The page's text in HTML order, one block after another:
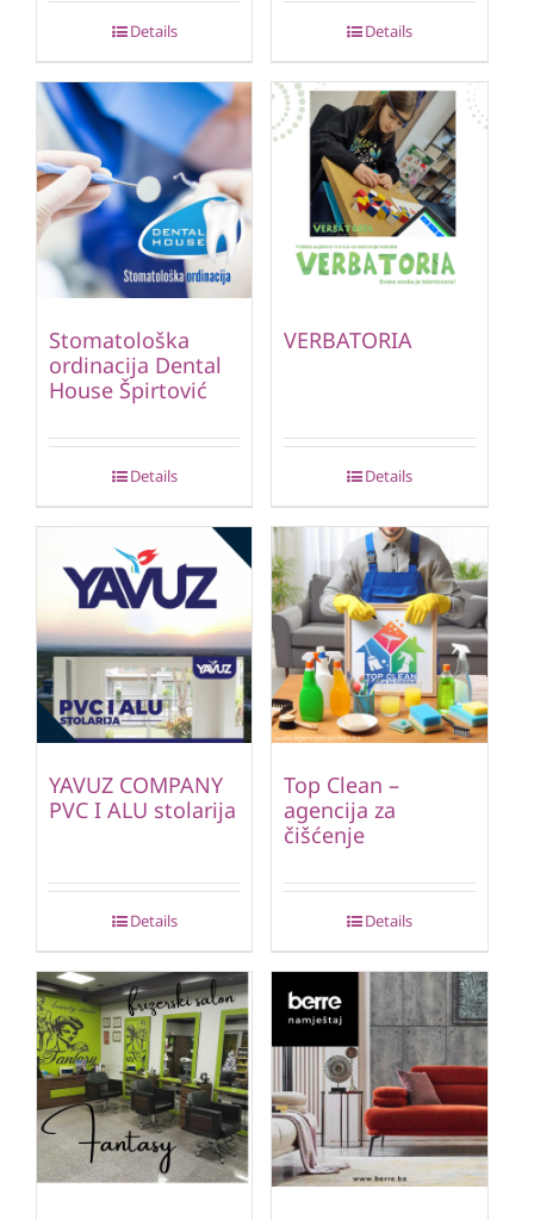
Details Details
Stomatološka
ordinacija Dental
House Špirtović
Details
VERBATORIA
Details
YAVUZ COMPANY
PVC I ALU stolarija
Details
Top Clean –
agencija za
čišćenje
Details